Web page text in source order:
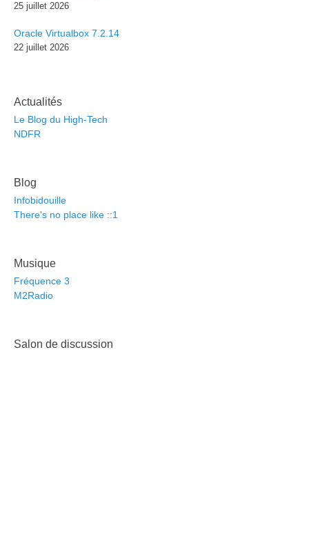
25 juillet 2026
Oracle Virtualbox 7.2.14
22 juillet 2026
Actualités
Le Blog du High-Tech
NDFR
Blog
Infobidouille
There's no place like ::1
Musique
Fréquence 3
M2Radio
Salon de discussion